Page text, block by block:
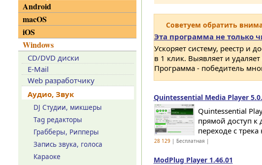
Советуем обратить
Эта программа не только
Ускоряет систему, реестр и
в 1 клик. Выявляет и
Программа - победитель
Quintessential Media Player
Quintessential
прямой доступ к
переходе с
28 129| Бесплатная |
ModPlug Player 1.46.01
Android
macOS
iOS
Windows
CD/DVD диски
E-Mail
Web разработчику
Аудио, Звук
DJ Студии, микшеры
Tag редакторы
Грабберы, Рипперы
Запись звука, голоса
Караоке